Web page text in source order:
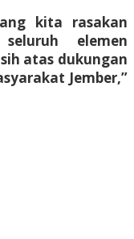
kita rasakan
elemen
atas dukungan
Jember,”